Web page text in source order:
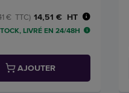
14,51 € HT
€ TTC)
LIVRÉ EN 24/48H
AJOUTER